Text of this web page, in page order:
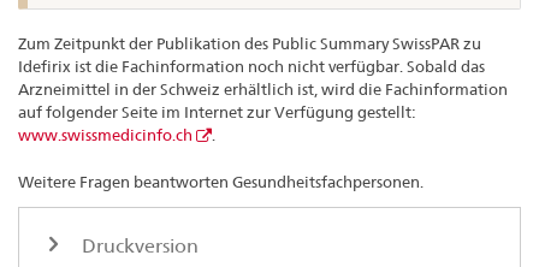
Zum Zeitpunkt der Publikation des Public Summary SwissPAR zu
Idefirix ist die Fachinformation noch nicht verfügbar. Sobald das
Arzneimittel in der Schweiz erhältlich ist, wird die Fachinformation
auf folgender Seite im Internet zur Verfügung gestellt:
www.swissmedicinfo.ch
.
Weitere Fragen beantworten Gesundheitsfachpersonen.
Druckversion